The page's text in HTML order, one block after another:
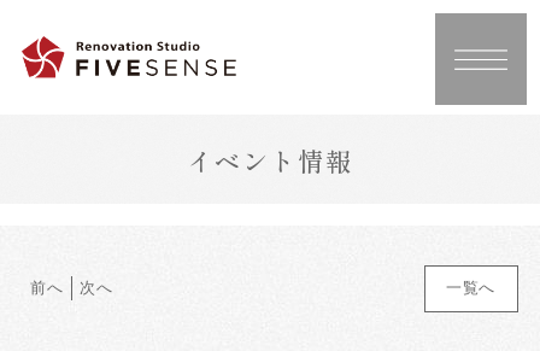
イベント情報
一覧へ
前へ 次へ